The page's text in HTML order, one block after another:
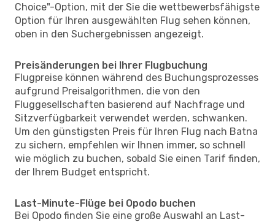
Choice"-Option, mit der Sie die wettbewerbsfähigste
Option für Ihren ausgewählten Flug sehen können,
oben in den Suchergebnissen angezeigt.
Preisänderungen bei Ihrer Flugbuchung
Flugpreise können während des Buchungsprozesses
aufgrund Preisalgorithmen, die von den
Fluggesellschaften basierend auf Nachfrage und
Sitzverfügbarkeit verwendet werden, schwanken.
Um den günstigsten Preis für Ihren Flug nach Batna
zu sichern, empfehlen wir Ihnen immer, so schnell
wie möglich zu buchen, sobald Sie einen Tarif finden,
der Ihrem Budget entspricht.
Last-Minute-Flüge bei Opodo buchen
Bei Opodo finden Sie eine große Auswahl an Last-